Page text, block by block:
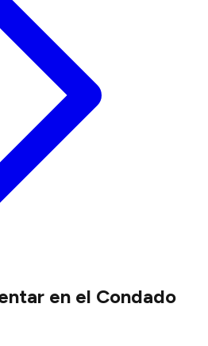
en el Condado